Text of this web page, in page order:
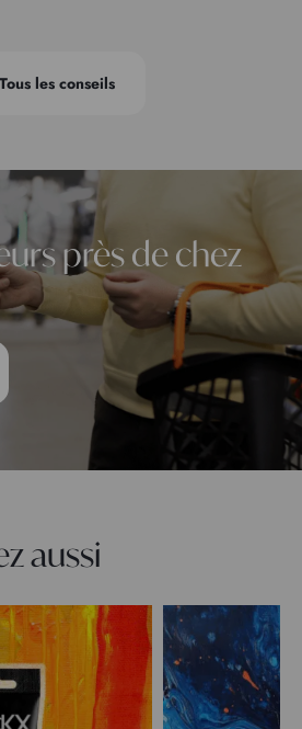
Tous les conseils
près de chez
aussi